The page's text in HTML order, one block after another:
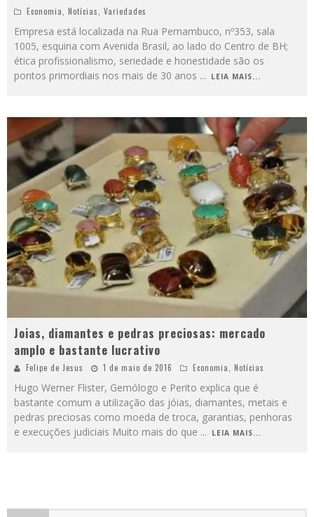
Economia, Notícias, Variedades
Empresa está localizada na Rua Pernambuco, nº353, sala
1005, esquina com Avenida Brasil, ao lado do Centro de BH;
ética profissionalismo, seriedade e honestidade são os
pontos primordiais nos mais de 30 anos ... LEIA MAIS...
Joias, diamantes e pedras preciosas: mercado
amplo e bastante lucrativo
Felipe de Jesus 1 de maio de 2016 Economia Notícias
Hugo Werner Flister, Gemólogo e Perito explica que é
bastante comum a utilização das jóias, diamantes, metais e
pedras preciosas como moeda de troca, garantias, penhoras
e execuções judiciais Muito mais do que ... LEIA MAIS...